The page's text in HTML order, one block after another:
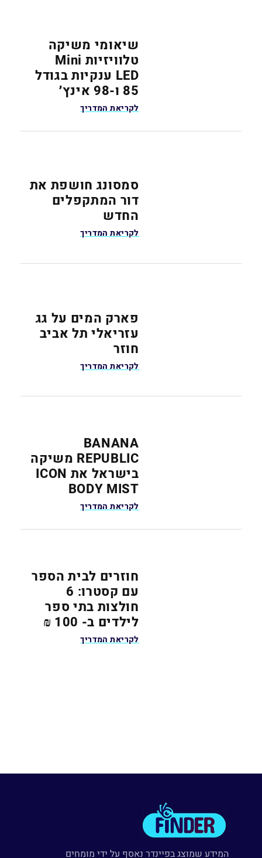
שיאומי משיקה
טלוויזיות Mini
LED ענקיות בגודל
85 ו-98 אינץ׳
לקריאת המדריך
סמסונג חושפת את
דור המתקפלים
החדש
לקריאת המדריך
פארק המים על גג
עזריאלי תל אביב
חוזר
לקריאת המדריך
BANANA
REPUBLIC משיקה
בישראל את ICON
BODY MIST
לקריאת המדריך
חוזרים לבית הספר
עם קסטרו: 6
חולצות בתי ספר
לילדים ב- 100 ₪
לקריאת המדריך
המידע שמוצג בפיינדר נאסף על ידי מומחים